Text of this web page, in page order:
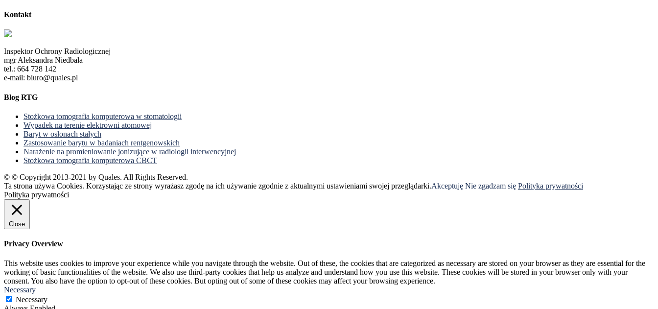
Kontakt
Inspektor Ochrony Radiologicznej
mgr Aleksandra Niedbała
tel.: 664 728 142
e-mail: biuro@quales.pl
Blog RTG
Stożkowa tomografia komputerowa w stomatologii
Wypadek na terenie elektrowni atomowej
Baryt w osłonach stałych
Zastosowanie barytu w badaniach rentgenowskich
Narażenie na promieniowanie jonizujące w radiologii interwencyjnej
Stożkowa tomografia komputerowa CBCT
© © Copyright 2013-2021 by Quales. All Rights Reserved.
Ta strona używa Cookies. Korzystając ze strony wyrażasz zgodę na ich używanie zgodnie z aktualnymi ustawieniami swojej przeglądarki.Akceptuję Nie zgadzam się Polityka prywatności
Polityka prywatności
Close
Privacy Overview
This website uses cookies to improve your experience while you navigate through the website. Out of these, the cookies that are categorized as necessary are stored on your browser as they are essential for the
working of basic functionalities of the website. We also use third-party cookies that help us analyze and understand how you use this website. These cookies will be stored in your browser only with your
consent. You also have the option to opt-out of these cookies. But opting out of some of these cookies may affect your browsing experience.
Necessary
Necessary